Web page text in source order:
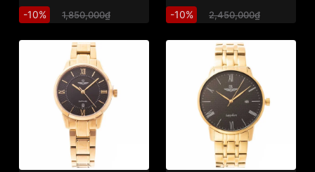
-10% 1,850,000₫ -10% 2,450,000₫